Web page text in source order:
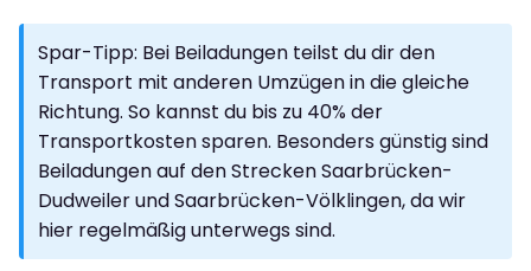
Spar-Tipp: Bei Beiladungen teilst du dir den
Transport mit anderen Umzügen in die gleiche
Richtung. So kannst du bis zu 40% der
Transportkosten sparen. Besonders günstig sind
Beiladungen auf den Strecken Saarbrücken-
Dudweiler und Saarbrücken-Völklingen, da wir
hier regelmäßig unterwegs sind.